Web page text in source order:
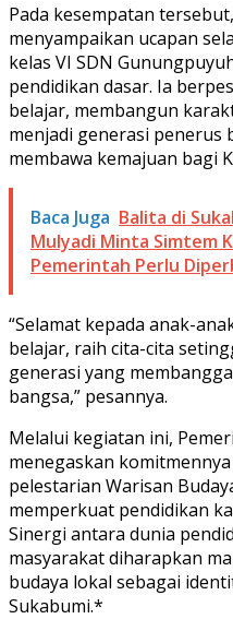
Pada kesempatan
menyampaikan ucapan
kelas VI SDN
pendidikan dasar. Ia
belajar, membangun
menjadi generasi penerus
membawa kemajuan bagi
Baca Juga Balita di
Mulyadi Minta Simtem
Pemerintah Perlu
“Selamat kepada anak-
belajar, raih cita-cita
generasi yang
bangsa,” pesannya.
Melalui kegiatan ini,
menegaskan
pelestarian Warisan
memperkuat pendidikan
Sinergi antara dunia
masyarakat diharapkan
budaya lokal sebagai
Sukabumi.*